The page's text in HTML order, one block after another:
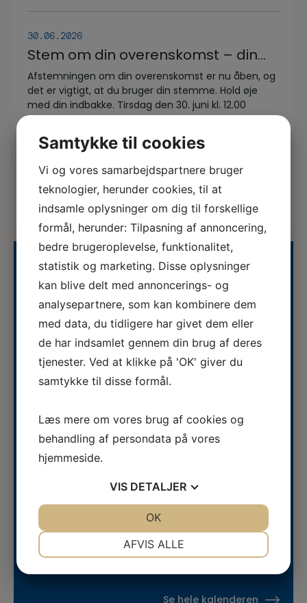
30.06.2026
Stem om din overenskomst – din
stemme er vigtig!
Afstemningen om din overenskomst er nu åben, og
det er vigtigt, at du bruger din stemme. Hold øje
med din indbakke. Tirsdag den 30. juni kl. 12.00
modtager du en mail med: To protokollater Et
forklare...
Se alle nyheder
Uddannelseskalender
Autoriseret Veterinærsygeplejerske
søges til fuldtidsstilling hos
Vestermose Dyreklinik på
Se stillingsopslaget her...
05.08.2026
ERFA møde for oplæringsansvarlige
på veterinærsygeplejerske
Se invitationen herunder.
ERFA 2026...
03.08.2026
Veterinærsygeplejerske søges til
Hvidsten Dyrehospital
Se stillingsopslaget her...
Se hele kalenderen
Samtykke til cookies
Vi og vores samarbejdspartnere bruger
teknologier, herunder cookies, til at
indsamle oplysninger om dig til forskellige
formål, herunder: Tilpasning af annoncering,
bedre brugeroplevelse, funktionalitet,
statistik og marketing. Disse oplysninger
kan blive delt med annoncerings- og
analysepartnere, som kan kombinere dem
med data, du tidligere har givet dem eller
de har indsamlet gennem din brug af deres
tjenester. Ved at klikke på 'OK' giver du
samtykke til disse formål.
Læs mere om vores brug af cookies og
behandling af persondata på vores
hjemmeside.
VIS DETALJER
AFVIS ALLE
OK